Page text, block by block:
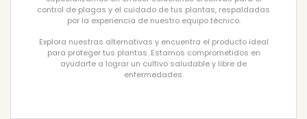
control de plagas y el cuidado de tus plantas, respaldadas
por la experiencia de nuestro equipo técnico.
Explora nuestras alternativas y encuentra el producto ideal
para proteger tus plantas. Estamos comprometidos en
ayudarte a lograr un cultivo saludable y libre de
enfermedades.